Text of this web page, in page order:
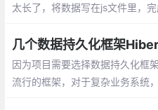
太长了，将数据写在js文件里，
数据，要么编写更多代码，要么
因为项目需要选择数据持久化框
流行的框架，对于复杂业务系统